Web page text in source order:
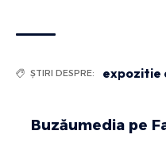
ȘTIRI DESPRE: expozitie
Buzăumedia pe